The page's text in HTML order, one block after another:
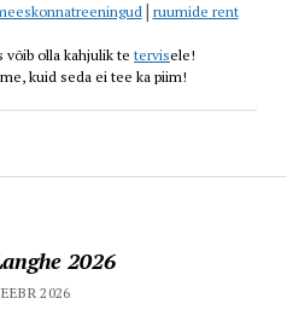
2026
2026
│ ruumide rent
võib olla kahjulik te tervisele!
kuid seda ei tee ka piim!